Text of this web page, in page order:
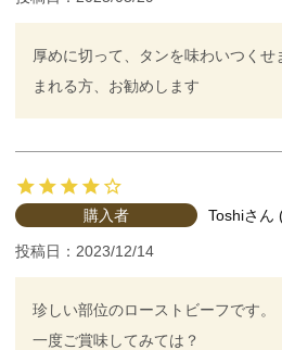
厚めに切って、タンを味わいつく
まれる方、お勧めします
Toshi
購入者
投稿日 2023/12/14
珍しい部位のローストビーフです。
一度ご賞味してみては？